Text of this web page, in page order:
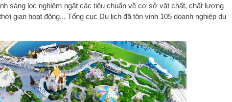
sàng lọc nghiêm ngặt các tiêu chuẩn về cơ sở vật chất, chất lượng
gian hoạt động... Tổng cục Du lịch đã tôn vinh 105 doanh nghiệp du